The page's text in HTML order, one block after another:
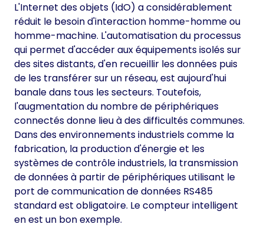
L'Internet des objets (IdO) a considérablement
réduit le besoin d'interaction homme-homme ou
homme-machine. L'automatisation du processus
qui permet d'accéder aux équipements isolés sur
des sites distants, d'en recueillir les données puis
de les transférer sur un réseau, est aujourd'hui
banale dans tous les secteurs. Toutefois,
l'augmentation du nombre de périphériques
connectés donne lieu à des difficultés communes.
Dans des environnements industriels comme la
fabrication, la production d'énergie et les
systèmes de contrôle industriels, la transmission
de données à partir de périphériques utilisant le
port de communication de données RS485
standard est obligatoire. Le compteur intelligent
en est un bon exemple.